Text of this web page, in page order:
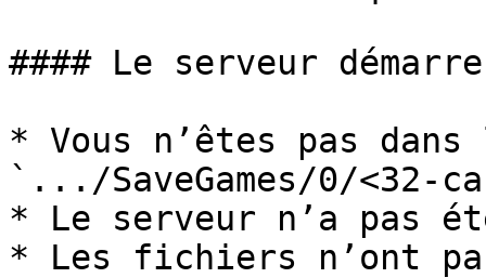
#### Le serveur
* Vous n’êtes pas
`.../SaveGames/0/<32-
* Le serveur n’a pas
* Les fichiers n’ont